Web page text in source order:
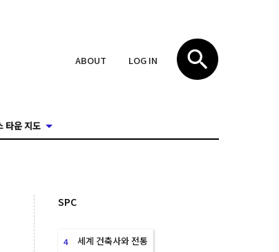
ABOUT LOG IN
타운 지도
SPC
4 세계 건축사와 전통